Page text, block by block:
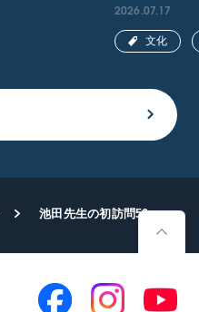
2026.07.17
文化
池田先生の初訪問50周年 中米パナマで記念コンサート